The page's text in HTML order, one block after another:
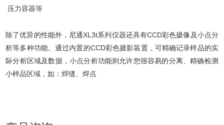
压力容器等
除了优异的性能外，尼通XL3t系列仪器还具有CCD彩色摄像及小点分
析等多种功能。通过内置的CCD彩色摄影装置，可精确记录样品的实
际分析区域及数据，小点分析功能则允许您很容易的分离、精确检测
小样品区域，如：焊缝、焊点